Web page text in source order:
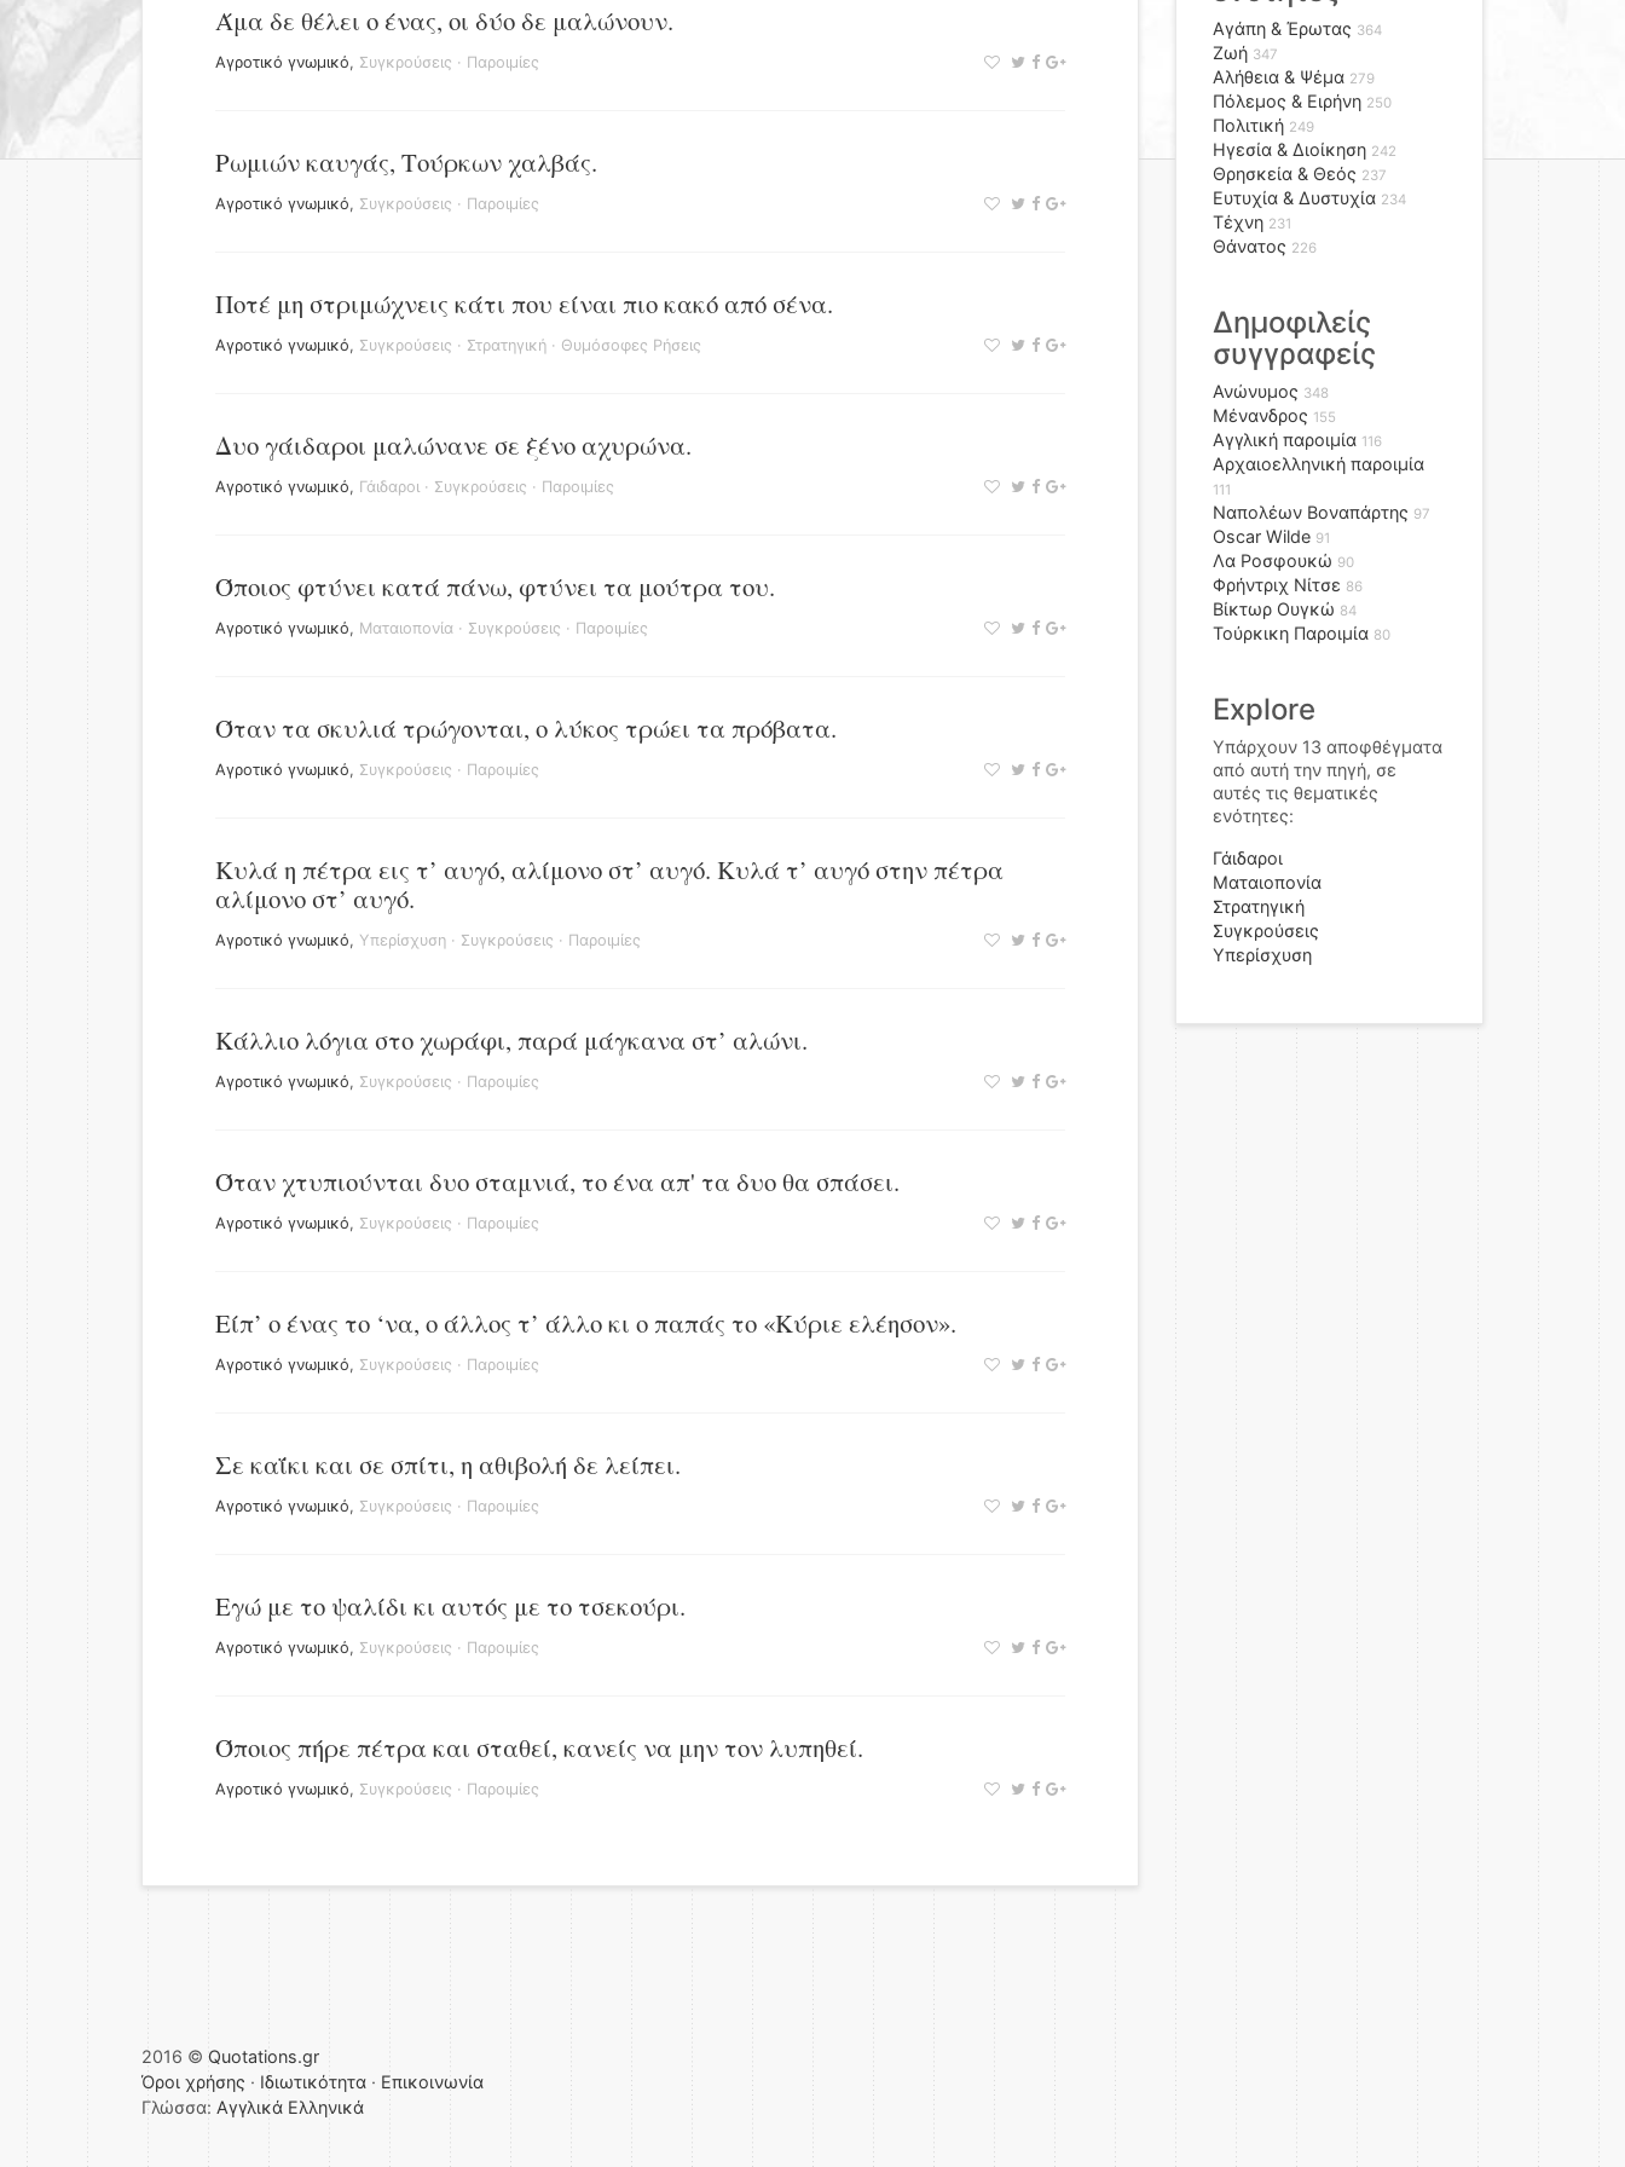
Άμα δε θέλει ο ένας, οι δύο δε μαλώνουν.
Αγροτικό γνωμικό, Συγκρούσεις · Παροιμίες
Ρωμιών καυγάς, Τούρκων χαλβάς.
Αγροτικό γνωμικό, Συγκρούσεις · Παροιμίες
Ποτέ μη στριμώχνεις κάτι που είναι πιο κακό από σένα.
Αγροτικό γνωμικό, Συγκρούσεις · Στρατηγική · Θυμόσοφες Ρήσεις
Δυο γάιδαροι μαλώνανε σε ξένο αχυρώνα.
Αγροτικό γνωμικό, Γάιδαροι · Συγκρούσεις · Παροιμίες
Όποιος φτύνει κατά πάνω, φτύνει τα μούτρα του.
Αγροτικό γνωμικό, Ματαιοπονία · Συγκρούσεις · Παροιμίες
Όταν τα σκυλιά τρώγονται, ο λύκος τρώει τα πρόβατα.
Αγροτικό γνωμικό, Συγκρούσεις · Παροιμίες
Κυλά η πέτρα εις τ’ αυγό, αλίμονο στ’ αυγό. Κυλά τ’ αυγό στην πέτρα
αλίμονο στ’ αυγό.
Αγροτικό γνωμικό, Υπερίσχυση · Συγκρούσεις · Παροιμίες
Κάλλιο λόγια στο χωράφι, παρά μάγκανα στ’ αλώνι.
Αγροτικό γνωμικό, Συγκρούσεις · Παροιμίες
Όταν χτυπιούνται δυο σταμνιά, το ένα απ' τα δυο θα σπάσει.
Αγροτικό γνωμικό, Συγκρούσεις · Παροιμίες
Είπ’ ο ένας το ‘να, ο άλλος τ’ άλλο κι ο παπάς το «Κύριε ελέησον».
Αγροτικό γνωμικό, Συγκρούσεις · Παροιμίες
Σε καΐκι και σε σπίτι, η αθιβολή δε λείπει.
Αγροτικό γνωμικό, Συγκρούσεις · Παροιμίες
Εγώ με το ψαλίδι κι αυτός με το τσεκούρι.
Αγροτικό γνωμικό, Συγκρούσεις · Παροιμίες
Όποιος πήρε πέτρα και σταθεί, κανείς να μην τον λυπηθεί.
Αγροτικό γνωμικό, Συγκρούσεις · Παροιμίες
Αγάπη & Έρωτας 364
Ζωή 347
Αλήθεια & Ψέμα 279
Πόλεμος & Ειρήνη 250
Πολιτική 249
Ηγεσία & Διοίκηση 242
Θρησκεία & Θεός 237
Ευτυχία & Δυστυχία 234
Τέχνη 231
Θάνατος 226
Δημοφιλείς
συγγραφείς
Ανώνυμος 348
Μένανδρος 155
Αγγλική παροιμία 116
Αρχαιοελληνική παροιμία
111
Ναπολέων Βοναπάρτης 97
Oscar Wilde 91
Λα Ροσφουκώ 90
Φρήντριχ Νίτσε 86
Βίκτωρ Ουγκώ 84
Τούρκικη Παροιμία 80
Explore
Υπάρχουν 13 αποφθέγματα
από αυτή την πηγή, σε
αυτές τις θεματικές
ενότητες:
Γάιδαροι
Ματαιοπονία
Στρατηγική
Συγκρούσεις
Υπερίσχυση
2016 © Quotations.gr
Όροι χρήσης · Ιδιωτικότητα · Επικοινωνία
Γλώσσα: Αγγλικά Ελληνικά